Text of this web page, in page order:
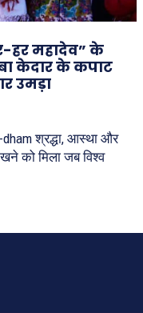
हर महादेव” के
केदार के कपाट
उमड़ा
श्रद्धा, आस्था और
को मिला जब विश्व